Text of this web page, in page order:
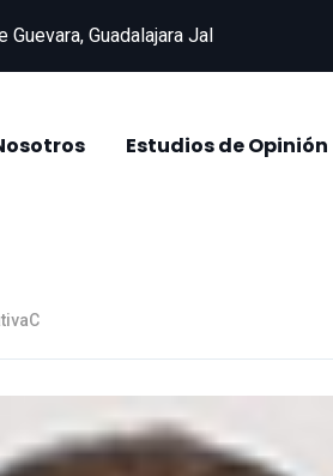
Guadalajara Jal
Estudios de Opinión